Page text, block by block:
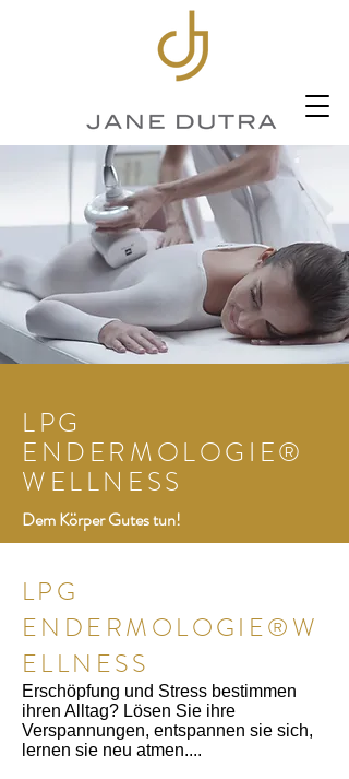
LPG
ENDERMOLOGIE®
WELLNESS
Dem Körper Gutes tun!
LPG
ENDERMOLOGIE®W
ELLNESS
Erschöpfung und Stress bestimmen
ihren Alltag? Lösen Sie ihre
Verspannungen, entspannen sie sich,
lernen sie neu atmen....